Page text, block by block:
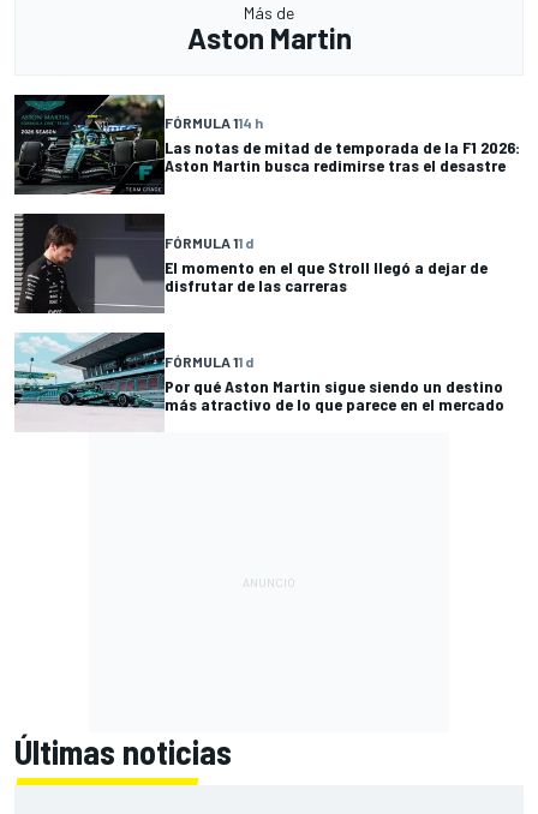
Más de
Aston Martin
FÓRMULA 114 h
Las notas de mitad de temporada de la F1 2026:
Aston Martin busca redimirse tras el desastre
FÓRMULA 11 d
El momento en el que Stroll llegó a dejar de
disfrutar de las carreras
FÓRMULA 11 d
Por qué Aston Martin sigue siendo un destino
más atractivo de lo que parece en el mercado
Últimas noticias